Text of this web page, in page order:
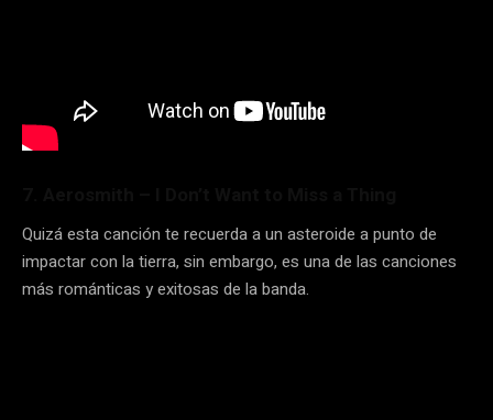
Quizá esta canción te recuerda a un asteroide a punto de
impactar con la tierra, sin embargo, es una de las canciones
más románticas y exitosas de la banda.